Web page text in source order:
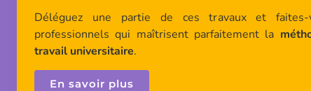
Déléguez une partie de ces travaux et faites-
professionnels qui maîtrisent parfaitement la
travail universitaire.
En savoir plus